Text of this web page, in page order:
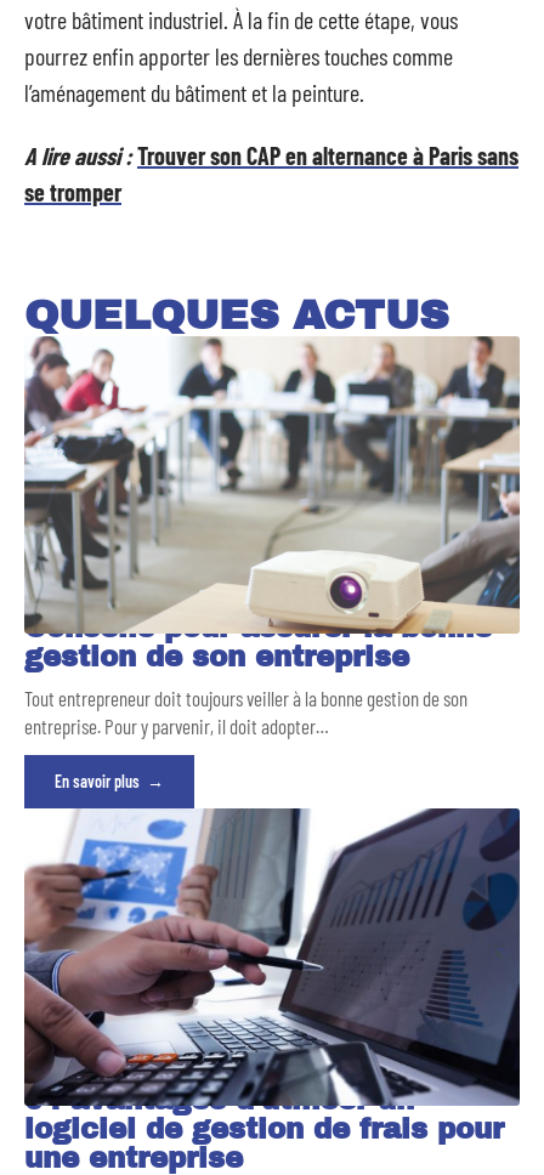
votre bâtiment industriel. À la fin de cette étape, vous
pourrez enfin apporter les dernières touches comme
l’aménagement du bâtiment et la peinture.
A lire aussi :Trouver son CAP en alternance à Paris sans
se tromper
QUELQUES ACTUS
Conseils pour assurer la bonne
gestion de son entreprise
Tout entrepreneur doit toujours veiller à la bonne gestion de son
entreprise. Pour y parvenir, il doit adopter…
En savoir plus
04 avantages d’utiliser un
logiciel de gestion de frais pour
une entreprise